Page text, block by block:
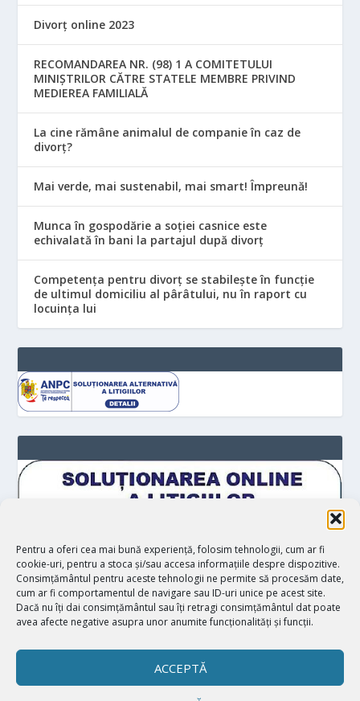
Pentru a oferi cea mai bună experiență, folosim tehnologii, cum ar fi
cookie-uri, pentru a stoca și/sau accesa informațiile despre dispozitive.
Consimțământul pentru aceste tehnologii ne permite să procesăm date,
cum ar fi comportamentul de navigare sau ID-uri unice pe acest site.
Dacă nu îți dai consimțământul sau îți retragi consimțământul dat poate
avea afecte negative asupra unor anumite funcționalități și funcții.
ACCEPTĂ
Divorț online 2023
RECOMANDAREA NR. (98) 1 A COMITETULUI
MINIŞTRILOR CĂTRE STATELE MEMBRE PRIVIND
MEDIEREA FAMILIALĂ
La cine rămâne animalul de companie în caz de
divorț?
Mai verde, mai sustenabil, mai smart! Împreună!
Munca în gospodărie a soției casnice este
echivalată în bani la partajul după divorț
Competența pentru divorț se stabilește în funcție
de ultimul domiciliu al pârâtului, nu în raport cu
locuinţa lui